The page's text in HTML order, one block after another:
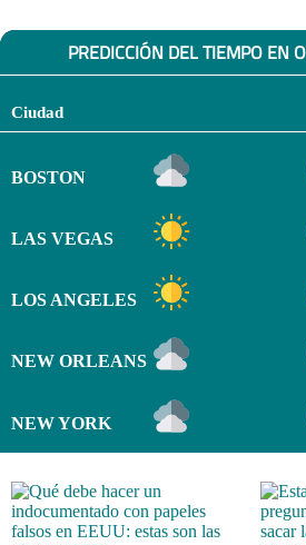
PREDICCIÓN DEL TIEMPO EN
Ciudad
BOSTON
LAS VEGAS
LOS ANGELES
NEW ORLEANS
NEW YORK